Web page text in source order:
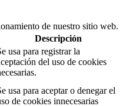
de nuestro sitio web.
Descripción
usa para registrar la
del uso de cookies
usa para aceptar o denegar el
de cookies innecesarias